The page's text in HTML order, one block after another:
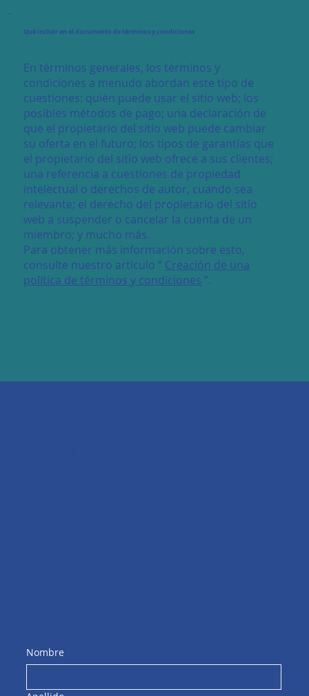
Qué incluir en el documento de términos y condiciones
En términos generales, los términos y
condiciones a menudo abordan este tipo de
cuestiones: quién puede usar el sitio web; los
posibles métodos de pago; una declaración de
que el propietario del sitio web puede cambiar
su oferta en el futuro; los tipos de garantías que
el propietario del sitio web ofrece a sus clientes;
una referencia a cuestiones de propiedad
intelectual o derechos de autor, cuando sea
relevante; el derecho del propietario del sitio
web a suspender o cancelar la cuenta de un
miembro; y mucho más.
Para obtener más información sobre esto,
consulte nuestro artículo “ Creación de una
política de términos y condiciones ”.
Nombre